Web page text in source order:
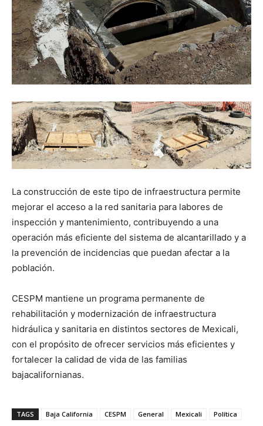
La construcción de este tipo de infraestructura permite
mejorar el acceso a la red sanitaria para labores de
inspección y mantenimiento, contribuyendo a una
operación más eficiente del sistema de alcantarillado y a
la prevención de incidencias que puedan afectar a la
población.
CESPM mantiene un programa permanente de
rehabilitación y modernización de infraestructura
hidráulica y sanitaria en distintos sectores de Mexicali,
con el propósito de ofrecer servicios más eficientes y
fortalecer la calidad de vida de las familias
bajacalifornianas.
TAGS Baja California CESPM General Mexicali Política